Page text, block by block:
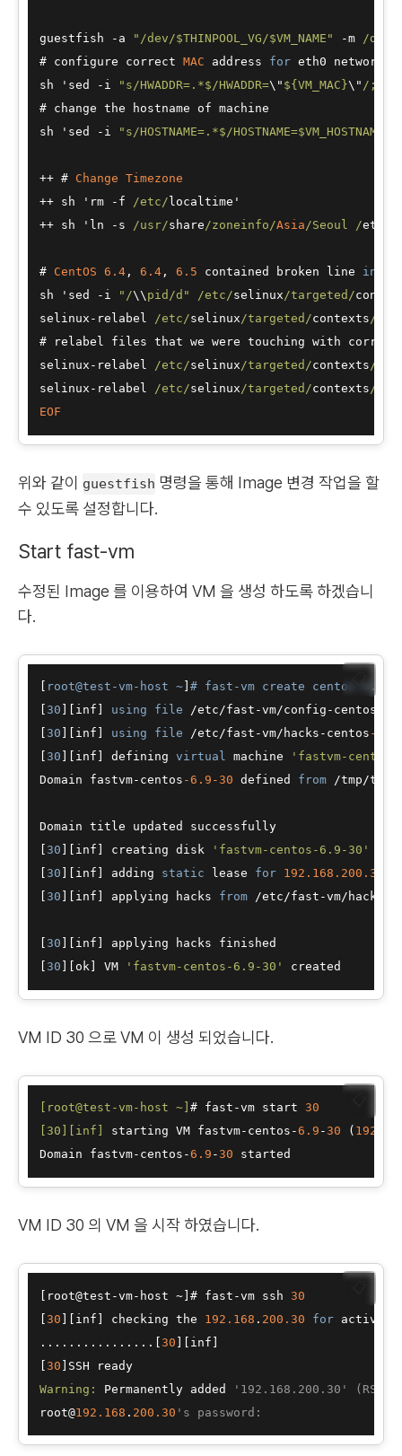
guestfish - a "/dev/$THINPOOL_VG/$VM_NAME" -m /dev/
# configure correct MAC address for eth0 network
sh 'sed
- i "s/HWADDR=.*$/HWADDR=\" ${VM_MAC}\" /; s/
# change the hostname of machine
sh 'sed
- i "s/HOSTNAME=.*$/HOSTNAME=$VM_HOSTNAME/"
++ # Change Timezone
++ sh 'rm - f /etc/
++ sh 'ln - s /usr/share/zoneinfo/Asia/Seoul /etc
# CentOS 6.4, 6.4, 6.5 contained broken line in
sh 'sed
- i "/\\ pid/d" /etc/selinux/targeted/
selinux - relabel /etc/selinux/targeted/contexts/
# relabel files that we were touching with
selinux - relabel /etc/selinux/targeted/contexts/
selinux - relabel /etc/selinux/targeted/contexts/
EOF
위와 같이 guestfish 명령을 통해 Image 변경 작업을 할
수 있도록 설정합니다.
Start fast-vm
수정된 Image 를 이용하여 VM 을 생성 하도록 하겠습니
다.
root@test-vm-host ~] # fast-vm create centos-6.9
30 ][inf] using file /etc/fast-vm/config-centos
30 ][inf] using file /etc/fast-vm/hacks-centos -6.9
30 ][inf] defining virtual machine
'fastvm-
Domain fastvm-centos -6.9 -30 defined from /tmp/
Domain title updated successfully
30 ][inf] creating disk
'fastvm-centos-6.9-30'
30 ][inf] adding static lease for 192.168 .200 .30
30 ][inf] applying hacks from /etc/fast-vm/hacks-
30 ][inf] applying hacks finished
30 ][ok] VM 'fastvm-centos-6.9-30'
VM ID 30 으로 VM 이 생성 되었습니다.
[root@test-vm-host ~] # fast-vm start 30
[30]
[inf] starting VM fastvm-centos-6.9 -30 (
Domain fastvm-centos-6.9 -30
VM ID 30 의 VM 을 시작 하였습니다.
[root@test-vm-host ~]# fast-vm ssh 30
[30 ][inf] checking the 192.168 . 200.30 for active
................[30 ][inf]
[30
]SSH ready
Warning:
Permanently added
'192.168.200.30'
root@192.168 . 200.30 's password: